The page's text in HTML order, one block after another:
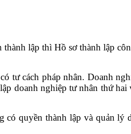
lập thì Hồ sơ thành lập
cách pháp nhân. Doanh
doanh nghiệp tư nhân thứ
quyền thành lập và quản